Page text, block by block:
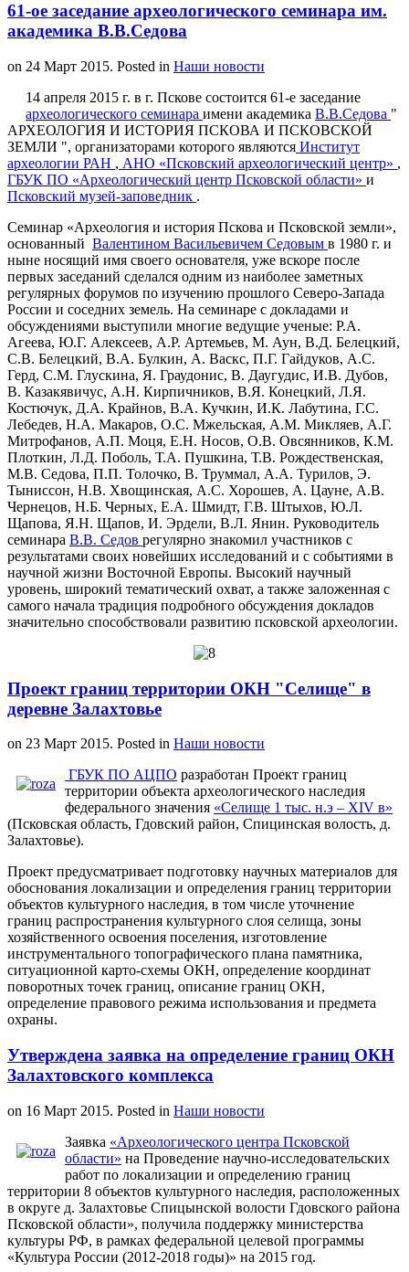
61-ое заcедание археологического семинара им.
академика В.В.Седова
on 24 Март 2015. Posted in Наши новости
14 апреля 2015 г. в г. Пскове состоится 61-е заседание
археологического семинара имени академика В.В.Седова "
АРХЕОЛОГИЯ И ИСТОРИЯ ПСКОВА И ПСКОВСКОЙ
ЗЕМЛИ ", организаторами которого являются Институт
археологии РАН , АНО «Псковский археологический центр» ,
ГБУК ПО «Археологический центр Псковской области» и
Псковский музей-заповедник .
Семинар «Археология и история Пскова и Псковской земли»,
основанный Валентином Васильевичем Седовым в 1980 г. и
ныне носящий имя своего основателя, уже вскоре после
первых заседаний сделался одним из наиболее заметных
регулярных форумов по изучению прошлого Северо-Запада
России и соседних земель. На семинаре с докладами и
обсуждениями выступили многие ведущие ученые: Р.А.
Агеева, Ю.Г. Алексеев, А.Р. Артемьев, М. Аун, В.Д. Белецкий,
С.В. Белецкий, В.А. Булкин, А. Васкс, П.Г. Гайдуков, А.С.
Герд, С.М. Глускина, Я. Граудонис, В. Даугудис, И.В. Дубов,
В. Казакявичус, А.Н. Кирпичников, В.Я. Конецкий, Л.Я.
Костючук, Д.А. Крайнов, В.А. Кучкин, И.К. Лабутина, Г.С.
Лебедев, Н.А. Макаров, О.С. Мжельская, А.М. Микляев, А.Г.
Митрофанов, А.П. Моця, Е.Н. Носов, О.В. Овсянников, К.М.
Плоткин, Л.Д. Поболь, Т.А. Пушкина, Т.В. Рождественская,
М.В. Седова, П.П. Толочко, В. Труммал, А.А. Турилов, Э.
Тыниссон, Н.В. Хвощинская, А.С. Хорошев, А. Цауне, А.В.
Чернецов, Н.Б. Черных, Е.А. Шмидт, Г.В. Штыхов, Ю.Л.
Щапова, Я.Н. Щапов, И. Эрдели, В.Л. Янин. Руководитель
семинара В.В. Седов регулярно знакомил участников с
результатами своих новейших исследований и с событиями в
научной жизни Восточной Европы. Высокий научный
уровень, широкий тематический охват, а также заложенная с
самого начала традиция подробного обсуждения докладов
значительно способствовали развитию псковской археологии.
Проект границ территории ОКН "Селище" в
деревне Залахтовье
on 23 Март 2015. Posted in Наши новости
ГБУК ПО АЦПО разработан Проект границ
территории объекта археологического наследия
федерального значения «Селище 1 тыс. н.э – XIV в»
(Псковская область, Гдовский район, Спицинская волость, д.
Залахтовье).
Проект предусматривает подготовку научных материалов для
обоснования локализации и определения границ территории
объектов культурного наследия, в том числе уточнение
границ распространения культурного слоя селища, зоны
хозяйственного освоения поселения, изготовление
инструментального топографического плана памятника,
ситуационной карто-схемы ОКН, определение координат
поворотных точек границ, описание границ ОКН,
определение правового режима использования и предмета
охраны.
Утверждена заявка на определение границ ОКН
Залахтовского комплекса
on 16 Март 2015. Posted in Наши новости
Заявка «Археологического центра Псковской
области» на Проведение научно-исследовательских
работ по локализации и определению границ
территории 8 объектов культурного наследия, расположенных
в округе д. Залахтовье Спицынской волости Гдовского района
Псковской области», получила поддержку министерства
культуры РФ, в рамках федеральной целевой программы
«Культура России (2012-2018 годы)» на 2015 год.